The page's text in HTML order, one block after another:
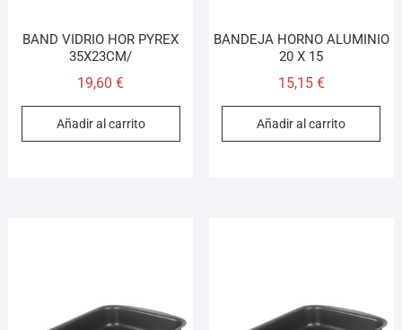
BAND VIDRIO HOR PYREX
35X23CM/
19,60€
Añadir al carrito
BANDEJA HORNO ALUMINIO
20 X 15
15,15 €
Añadir al carrito